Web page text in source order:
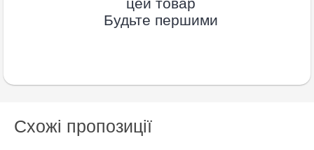
Будьте першими
Схожі пропозиції